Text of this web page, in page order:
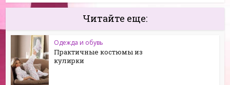
Читайте еще:
Одежда и обувь
Практичные костюмы из
кулирки